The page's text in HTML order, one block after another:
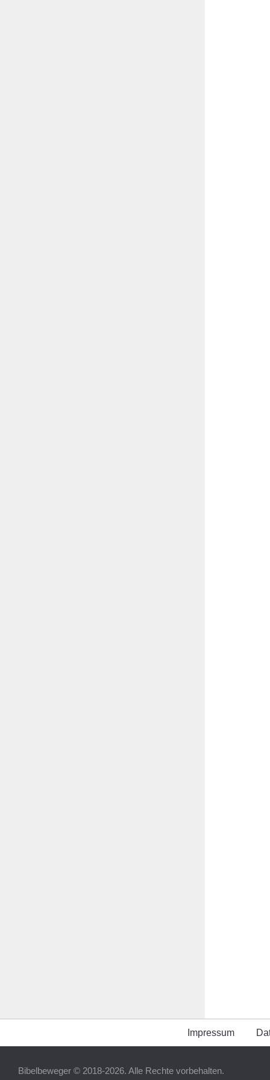
Impressum
Bibelbeweger © 2018-2026. Alle Rechte vorbehalten.